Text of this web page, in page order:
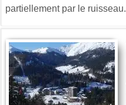
partiellement par le ruisseau.